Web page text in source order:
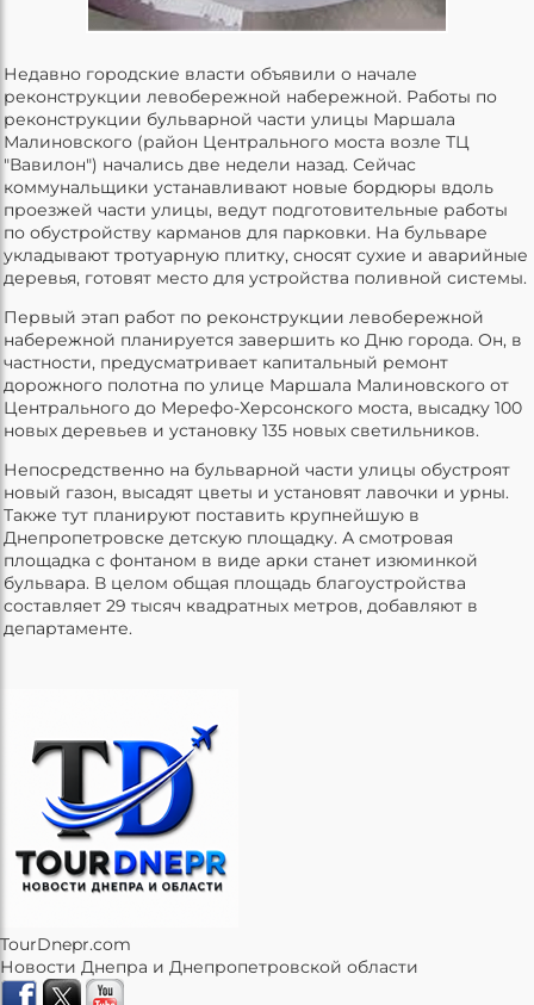
Недавно городские власти объявили о начале
реконструкции левобережной набережной. Работы по
реконструкции бульварной части улицы Маршала
Малиновского (район Центрального моста возле ТЦ
"Вавилон") начались две недели назад. Сейчас
коммунальщики устанавливают новые бордюры вдоль
проезжей части улицы, ведут подготовительные работы
по обустройству карманов для парковки. На бульваре
укладывают тротуарную плитку, сносят сухие и аварийные
деревья, готовят место для устройства поливной системы.
Первый этап работ по реконструкции левобережной
набережной планируется завершить ко Дню города. Он, в
частности, предусматривает капитальный ремонт
дорожного полотна по улице Маршала Малиновского от
Центрального до Мерефо-Херсонского моста, высадку 100
новых деревьев и установку 135 новых светильников.
Непосредственно на бульварной части улицы обустроят
новый газон, высадят цветы и установят лавочки и урны.
Также тут планируют поставить крупнейшую в
Днепропетровске детскую площадку. А смотровая
площадка с фонтаном в виде арки станет изюминкой
бульвара. В целом общая площадь благоустройства
составляет 29 тысяч квадратных метров, добавляют в
департаменте.
TourDnepr.com
Новости Днепра и Днепропетровской области